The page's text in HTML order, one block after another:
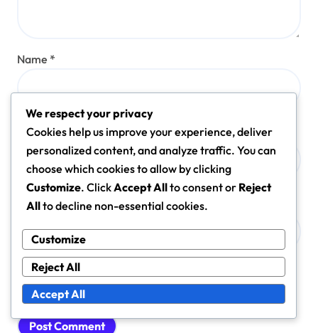
Name *
Email*
Website
Save my name, email, and website in this browser for
the next time I comment.
We respect your privacy
Cookies help us improve your experience, deliver
personalized content, and analyze traffic. You can
choose which cookies to allow by clicking
Customize. ClickAccept Allto consent or Reject
Allto decline non-essential cookies.
Customize
Reject All
Accept All